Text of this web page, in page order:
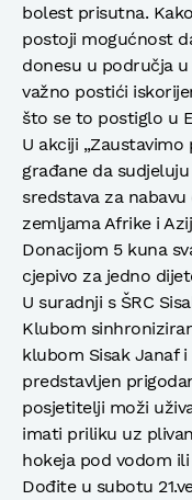
bolest prisutna.
postoji mogućnost
donesu u područja
važno postići
što se to postiglo u
U akciji
građane da
sredstava za
zemljama Afrike i
Donacijom 5 kuna
cjepivo za jedno
U suradnji s ŠRC
Klubom
klubom Sisak Janaf
predstavljen
posjetitelji moži
imati priliku uz
hokeja pod vodom
Dođite u subotu